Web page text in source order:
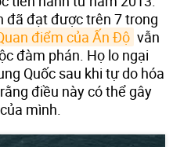
đã đạt được trên 7 trong
điểm của Ấn Độ vẫn
đàm phán. Họ lo ngại
Quốc sau khi tự do hóa
điều này có thể gây
mình.